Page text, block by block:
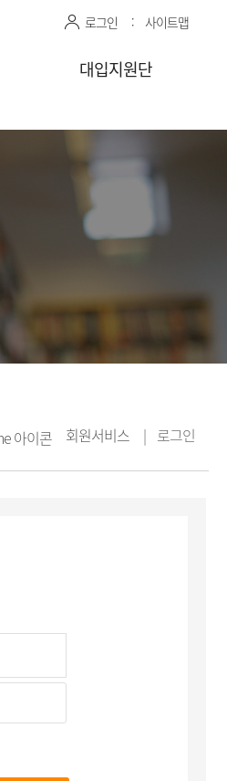
로그인 사이트맵
대입지원단
진학상담 지원 관리
모의면접 지원 관리
회원서비스 로그인